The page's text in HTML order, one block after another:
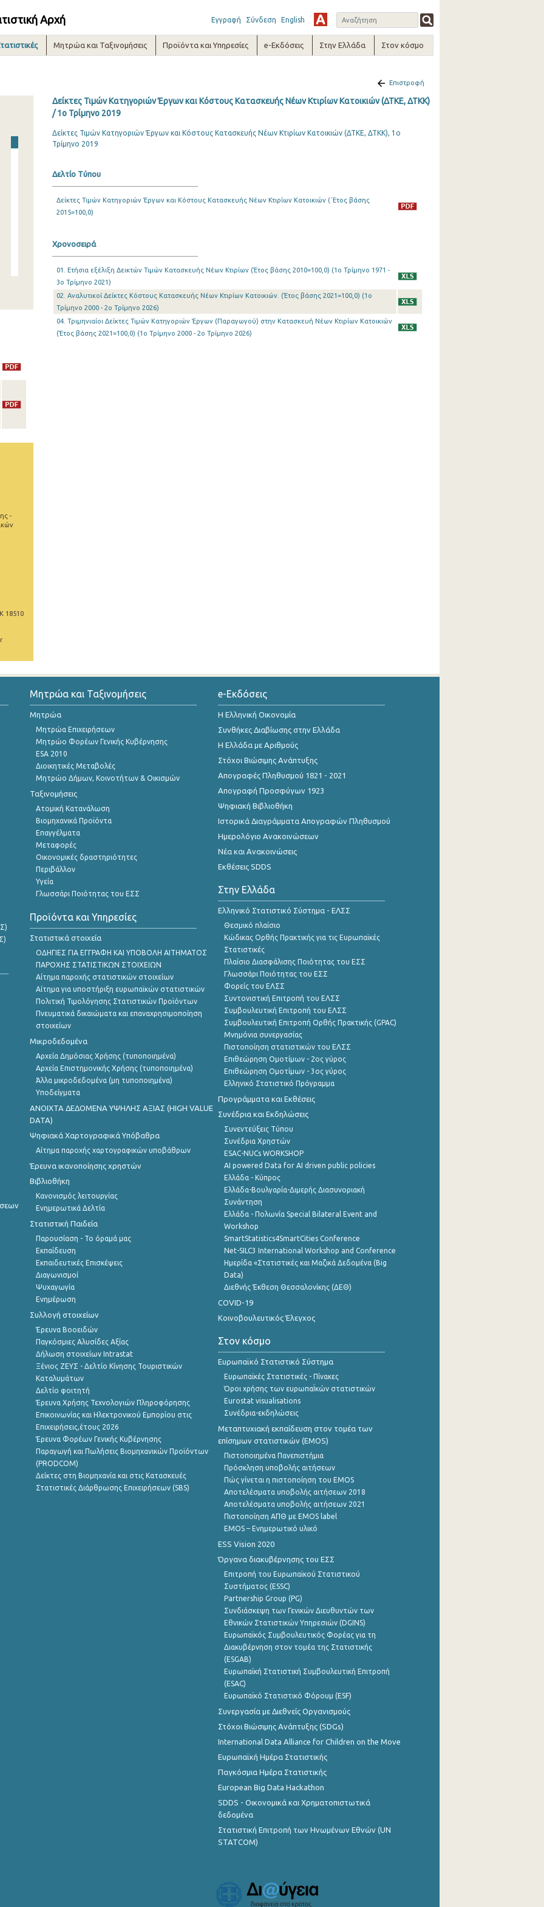
Αρχή Εγγραφή Σύνδεση English
Μητρώα και Ταξινομήσεις Προϊόντα και Υπηρεσίες e-Εκδόσεις Στην Ελλάδα Στον κόσμο
-
18510
Επιστροφή
Δείκτες Τιμών Κατηγοριών Έργων και Κόστους Κατασκευής Νέων Κτιρίων Κατοικιών (ΔΤΚΕ, ΔΤΚΚ)
/ 1o Τρίμηνο 2019
Δείκτες Τιμών Κατηγοριών Έργων και Κόστους Κατασκευής Νέων Κτιρίων Κατοικιών (ΔΤΚΕ, ΔΤΚΚ), 1ο
Τρίμηνο 2019
Δελτίο Τύπου
Δείκτες Τιμών Κατηγοριών Έργων και Κόστους Κατασκευής Νέων Κτιρίων Κατοικιών (΄Ετος βάσης
2015=100,0)
Χρονοσειρά
01. Ετήσια εξέλιξη Δεικτών Τιμών Κατασκευής Νέων Κτιρίων (Έτος βάσης 2010=100,0) (1o Τρίμηνο 1971 -
3o Τρίμηνο 2021)
02. Αναλυτικοί Δείκτες Κόστους Κατασκευής Νέων Κτιρίων Κατοικιών. (Έτος βάσης 2021=100,0) (1o
Τρίμηνο 2000 - 2o Τρίμηνο 2026)
04. Τριμηνιαίοι Δείκτες Τιμών Κατηγοριών Έργων (Παραγωγού) στην Κατασκευή Νέων Κτιρίων Κατοικιών
(Έτος βάσης 2021=100,0) (1o Τρίμηνο 2000 - 2o Τρίμηνο 2026)
Μητρώα και Ταξινομήσεις
Μητρώα
Μητρώα Επιχειρήσεων
Μητρώο Φορέων Γενικής Κυβέρνησης
ESA 2010
Διοικητικές Μεταβολές
Μητρώο Δήμων, Κοινοτήτων & Οικισμών
Ταξινομήσεις
Ατομική Κατανάλωση
Βιομηχανικά Προϊόντα
Επαγγέλματα
Μεταφορές
Οικονομικές δραστηριότητες
Περιβάλλον
Υγεία
Γλωσσάρι Ποιότητας του ΕΣΣ
Προϊόντα και Υπηρεσίες
Στατιστικά στοιχεία
ΟΔΗΓΙΕΣ ΓΙΑ ΕΓΓΡΑΦΗ ΚΑΙ ΥΠΟΒΟΛΗ ΑΙΤΗΜΑΤΟΣ
ΠΑΡΟΧΗΣ ΣΤΑΤΙΣΤΙΚΩΝ ΣΤΟΙΧΕΙΩΝ
Αίτημα παροχής στατιστικών στοιχείων
Αίτημα για υποστήριξη ευρωπαϊκών στατιστικών
Πολιτική Τιμολόγησης Στατιστικών Προϊόντων
Πνευματικά δικαιώματα και επαναχρησιμοποίηση
στοιχείων
Μικροδεδομένα
Αρχεία Δημόσιας Χρήσης (τυποποιημένα)
Αρχεία Επιστημονικής Χρήσης (τυποποιημένα)
Άλλα μικροδεδομένα (μη τυποποιημένα)
Υποδείγματα
ANOIXTA ΔΕΔΟΜΕΝΑ ΥΨΗΛΗΣ ΑΞΙΑΣ (HIGH VALUE
DATA)
Ψηφιακά Χαρτογραφικά Υπόβαθρα
Αίτημα παροχής χαρτογραφικών υποβάθρων
Έρευνα ικανοποίησης χρηστών
Βιβλιοθήκη
Κανονισμός λειτουργίας
Ενημερωτικά Δελτία
Στατιστική Παιδεία
Παρουσίαση - Το όραμά μας
Εκπαίδευση
Εκπαιδευτικές Επισκέψεις
Διαγωνισμοί
Ψυχαγωγία
Ενημέρωση
Συλλογή στοιχείων
Έρευνα Βοοειδών
Παγκόσμιες Αλυσίδες Αξίας
Δήλωση στοιχείων Intrastat
Ξένιος ΖΕΥΣ - Δελτίο Κίνησης Τουριστικών
Καταλυμάτων
Δελτίο φοιτητή
Έρευνα Χρήσης Τεχνολογιών Πληροφόρησης
Επικοινωνίας και Ηλεκτρονικού Εμπορίου στις
Επιχειρήσεις,έτους 2026
Έρευνα Φορέων Γενικής Κυβέρνησης
Παραγωγή και Πωλήσεις Βιομηχανικών Προϊόντων
(PRODCOM)
Δείκτες στη Βιομηχανία και στις Κατασκευές
Στατιστικές Διάρθρωσης Επιχειρήσεων (SBS)
e-Εκδόσεις
Η Ελληνική Οικονομία
Συνθήκες Διαβίωσης στην Ελλάδα
Η Ελλάδα με Αριθμούς
Στόχοι Βιώσιμης Ανάπτυξης
Απογραφές Πληθυσμού 1821 - 2021
Απογραφή Προσφύγων 1923
Ψηφιακή Βιβλιοθήκη
Ιστορικά Διαγράμματα Απογραφών Πληθυσμού
Ημερολόγιο Ανακοινώσεων
Νέα και Ανακοινώσεις
Εκθέσεις SDDS
Στην Ελλάδα
Ελληνικό Στατιστικό Σύστημα - ΕΛΣΣ
Θεσμικό πλαίσιο
Κώδικας Ορθής Πρακτικής για τις Ευρωπαϊκές
Στατιστικές
Πλαίσιο Διασφάλισης Ποιότητας του ΕΣΣ
Γλωσσάρι Ποιότητας του ΕΣΣ
Φορείς του ΕΛΣΣ
Συντονιστική Επιτροπή του ΕΛΣΣ
Συμβουλευτική Επιτροπή του ΕΛΣΣ
Συμβουλευτική Επιτροπή Ορθής Πρακτικής (GPAC)
Μνημόνια συνεργασίας
Πιστοποίηση στατιστικών του ΕΛΣΣ
Επιθεώρηση Ομοτίμων - 2ος γύρος
Επιθεώρηση Ομοτίμων - 3ος γύρος
Ελληνικό Στατιστικό Πρόγραμμα
Προγράμματα και Εκθέσεις
Συνέδρια και Εκδηλώσεις
Συνεντεύξεις Τύπου
Συνέδρια Χρηστών
ESAC-NUCs WORKSHOP
AI powered Data for AI driven public policies
Ελλάδα - Κύπρος
Ελλάδα-Βουλγαρία-Διμερής Διασυνοριακή
Συνάντηση
Ελλάδα - Πολωνία Special Bilateral Event and
Workshop
SmartStatistics4SmartCities Conference
Net-SILC3 International Workshop and Conference
Ημερίδα «Στατιστικές και Μαζικά Δεδομένα (Big
Data)
Διεθνής Έκθεση Θεσσαλονίκης (ΔΕΘ)
COVID-19
Κοινοβουλευτικός Έλεγχος
Στον κόσμο
Ευρωπαϊκό Στατιστικό Σύστημα
Ευρωπαϊκές Στατιστικές - Πίνακες
Όροι χρήσης των ευρωπαΪκών στατιστικών
Eurostat visualisations
Συνέδρια-εκδηλώσεις
Μεταπτυχιακή εκπαίδευση στον τομέα των
επίσημων στατιστικών (EMOS)
Πιστοποιημένα Πανεπιστήμια
Πρόσκληση υποβολής αιτήσεων
Πώς γίνεται η πιστοποίηση του EMOS
Αποτελέσματα υποβολής αιτήσεων 2018
Αποτελέσματα υποβολής αιτήσεων 2021
Πιστοποίηση ΑΠΘ με EMOS label
EMOS – Ενημερωτικό υλικό
ESS Vision 2020
Όργανα διακυβέρνησης του ΕΣΣ
Επιτροπή του Ευρωπαϊκού Στατιστικού
Συστήματος (ESSC)
Partnership Group (PG)
Συνδιάσκεψη των Γενικών Διευθυντών των
Εθνικών Στατιστικών Υπηρεσιών (DGINS)
Ευρωπαϊκός Συμβουλευτικός Φορέας για τη
Διακυβέρνηση στον τομέα της Στατιστικής
(ESGAB)
Ευρωπαϊκή Στατιστική Συμβουλευτική Επιτροπή
(ESAC)
Ευρωπαϊκό Στατιστικό Φόρουμ (ESF)
Συνεργασία με Διεθνείς Οργανισμούς
Στόχοι Βιώσιμης Ανάπτυξης (SDGs)
International Data Alliance for Children on the Move
Ευρωπαϊκή Ημέρα Στατιστικής
Παγκόσμια Ημέρα Στατιστικής
European Big Data Hackathon
SDDS - Οικονομικά και Χρηματοπιστωτικά
δεδομένα
Στατιστική Επιτροπή των Ηνωμένων Εθνών (UN
STATCOM)